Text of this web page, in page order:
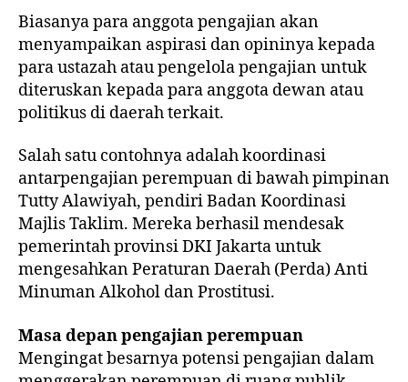
Biasanya para anggota pengajian akan
menyampaikan aspirasi dan opininya kepada
para ustazah atau pengelola pengajian untuk
diteruskan kepada para anggota dewan atau
politikus di daerah terkait.
Salah satu contohnya adalah koordinasi
antarpengajian perempuan di bawah pimpinan
Tutty Alawiyah, pendiri Badan Koordinasi
Majlis Taklim. Mereka berhasil mendesak
pemerintah provinsi DKI Jakarta untuk
mengesahkan Peraturan Daerah (Perda) Anti
Minuman Alkohol dan Prostitusi.
Masa depan pengajian perempuan
Mengingat besarnya potensi pengajian dalam